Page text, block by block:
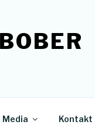
Media Kontakt